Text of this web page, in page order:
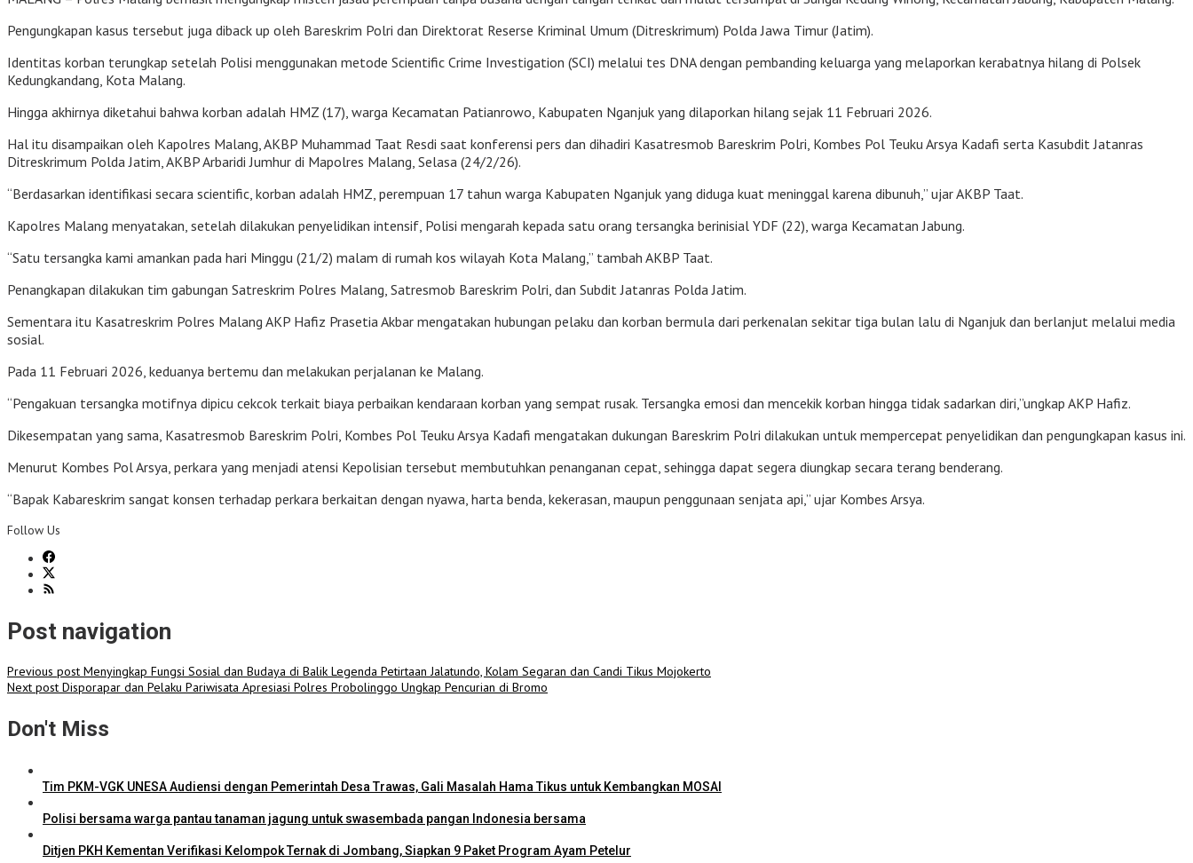
Pengungkapan kasus tersebut juga diback up oleh Bareskrim Polri dan Direktorat Reserse Kriminal Umum (Ditreskrimum) Polda Jawa Timur (Jatim).
Identitas korban terungkap setelah Polisi menggunakan metode Scientific Crime Investigation (SCI) melalui tes DNA dengan pembanding keluarga yang melaporkan kerabatnya hilang di Polsek
Kedungkandang, Kota Malang.
Hingga akhirnya diketahui bahwa korban adalah HMZ (17), warga Kecamatan Patianrowo, Kabupaten Nganjuk yang dilaporkan hilang sejak 11 Februari 2026.
Hal itu disampaikan oleh Kapolres Malang, AKBP Muhammad Taat Resdi saat konferensi pers dan dihadiri Kasatresmob Bareskrim Polri, Kombes Pol Teuku Arsya Kadafi serta Kasubdit Jatanras
Ditreskrimum Polda Jatim, AKBP Arbaridi Jumhur di Mapolres Malang, Selasa (24/2/26).
“Berdasarkan identifikasi secara scientific, korban adalah HMZ, perempuan 17 tahun warga Kabupaten Nganjuk yang diduga kuat meninggal karena dibunuh,” ujar AKBP Taat.
Kapolres Malang menyatakan, setelah dilakukan penyelidikan intensif, Polisi mengarah kepada satu orang tersangka berinisial YDF (22), warga Kecamatan Jabung.
“Satu tersangka kami amankan pada hari Minggu (21/2) malam di rumah kos wilayah Kota Malang,” tambah AKBP Taat.
Penangkapan dilakukan tim gabungan Satreskrim Polres Malang, Satresmob Bareskrim Polri, dan Subdit Jatanras Polda Jatim.
Sementara itu Kasatreskrim Polres Malang AKP Hafiz Prasetia Akbar mengatakan hubungan pelaku dan korban bermula dari perkenalan sekitar tiga bulan lalu di Nganjuk dan berlanjut melalui media
sosial.
Pada 11 Februari 2026, keduanya bertemu dan melakukan perjalanan ke Malang.
“Pengakuan tersangka motifnya dipicu cekcok terkait biaya perbaikan kendaraan korban yang sempat rusak. Tersangka emosi dan mencekik korban hingga tidak sadarkan diri,”ungkap AKP Hafiz.
Dikesempatan yang sama, Kasatresmob Bareskrim Polri, Kombes Pol Teuku Arsya Kadafi mengatakan dukungan Bareskrim Polri dilakukan untuk mempercepat penyelidikan dan pengungkapan kasus ini.
Menurut Kombes Pol Arsya, perkara yang menjadi atensi Kepolisian tersebut membutuhkan penanganan cepat, sehingga dapat segera diungkap secara terang benderang.
“Bapak Kabareskrim sangat konsen terhadap perkara berkaitan dengan nyawa, harta benda, kekerasan, maupun penggunaan senjata api,” ujar Kombes Arsya.
Follow Us
Post navigation
Previous post Menyingkap Fungsi Sosial dan Budaya di Balik Legenda Petirtaan Jalatundo, Kolam Segaran dan Candi Tikus Mojokerto
Next post Disporapar dan Pelaku Pariwisata Apresiasi Polres Probolinggo Ungkap Pencurian di Bromo
Don't Miss
Tim PKM-VGK UNESA Audiensi dengan Pemerintah Desa Trawas, Gali Masalah Hama Tikus untuk Kembangkan MOSAI
Polisi bersama warga pantau tanaman jagung untuk swasembada pangan Indonesia bersama
Ditjen PKH Kementan Verifikasi Kelompok Ternak di Jombang, Siapkan 9 Paket Program Ayam Petelur